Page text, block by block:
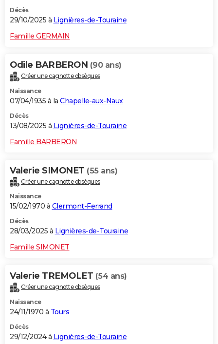
Décès
29/10/2025 à Lignières-de-Touraine
Famille GERMAIN
Odile BARBERON (90 ans)
Créer une cagnotte obsèques
Naissance
07/04/1935 à la Chapelle-aux-Naux
Décès
13/08/2025 à Lignières-de-Touraine
Famille BARBERON
Valerie SIMONET (55 ans)
Créer une cagnotte obsèques
Naissance
15/02/1970 à Clermont-Ferrand
Décès
28/03/2025 à Lignières-de-Touraine
Famille SIMONET
Valerie TREMOLET (54 ans)
Créer une cagnotte obsèques
Naissance
24/11/1970 à Tours
Décès
29/12/2024 à Lignières-de-Touraine